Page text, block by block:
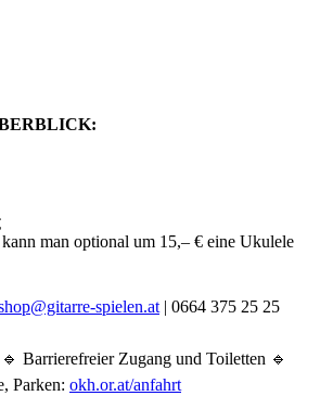
man optional um 15,– € eine Ukulele
spielen.at | 0664 375 25 25
Barrierefreier Zugang und Toiletten 🔹
Parken: okh.or.at/anfahrt